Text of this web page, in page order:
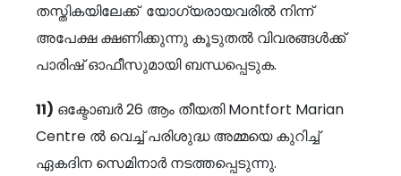
തസ്തികയിലേക്ക് യോഗ്യരായവരിൽ നിന്ന്
അപേക്ഷ ക്ഷണിക്കുന്നു കൂടുതൽ വിവരങ്ങൾക്ക്
പാരിഷ് ഓഫീസുമായി ബന്ധപ്പെടുക.
11) ഒക്ടോബർ 26 ആം തീയതി Montfort Marian
Centre ൽ വെച്ച് പരിശുദ്ധ അമ്മയെ കുറിച്ച്
ഏകദിന സെമിനാർ നടത്തപ്പെടുന്നു.